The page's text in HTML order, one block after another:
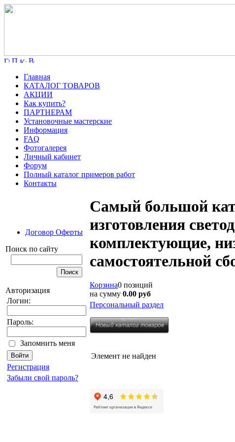
Главная
КАТАЛОГ ТОВАРОВ
АКЦИИ
Как купить?
ПАРТНЕРАМ
Установочные мастерские
Информация
FAQ
Фотогалерея
Личный кабинет
Форум
Полный каталог примеров работ
Контакты
Договор Оферты
Поиск по сайту
Авторизация
Логин:
Пароль:
Запомнить меня
Регистрация
Забыли свой пароль?
Самый большой
изготовления
комплектующие,
самостоятельной
Корзина0 позиций
на сумму 0.00 руб
Персональный раздел
Элемент не найден